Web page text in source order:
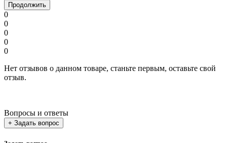
Продолжить
0
0
0
0
0
Нет отзывов о данном товаре, станьте первым, оставьте свой
отзыв.
Вопросы и ответы
+ Задать вопрос